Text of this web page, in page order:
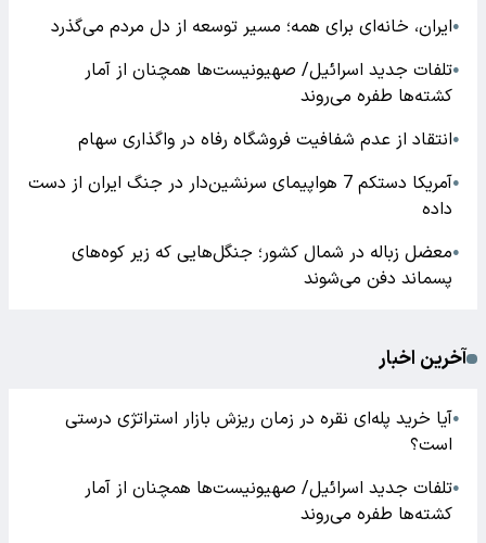
●ایران، خانه‌ای برای همه؛ مسیر توسعه از دل مردم می‌گذرد
●تلفات جدید اسرائیل/ صهیونیست‌ها همچنان از آمار
کشته‌ها طفره می‌روند
●انتقاد از عدم شفافیت فروشگاه رفاه در واگذاری سهام
●
آمریکا دستکم 7 هواپیمای سرنشین‌دار در جنگ ایران از دست
داده
●معضل زباله در شمال کشور؛ جنگل‌هایی که زیر کوه‌های
پسماند دفن می‌شوند
آخرین اخبار
●آیا خرید پله‌ای نقره در زمان ریزش بازار استراتژی درستی
است؟
●تلفات جدید اسرائیل/ صهیونیست‌ها همچنان از آمار
کشته‌ها طفره می‌روند